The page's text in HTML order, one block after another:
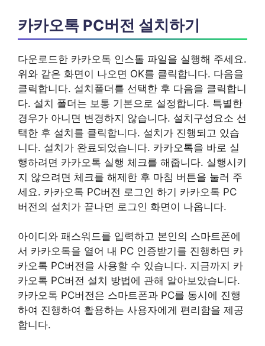
카카오톡 PC버전 설치하기
다운로드한 카카오톡 인스톨 파일을 실행해 주세요.
위와 같은 화면이 나오면 OK를 클릭합니다. 다음을
클릭합니다. 설치폴더를 선택한 후 다음을 클릭합니
다. 설치 폴더는 보통 기본으로 설정합니다. 특별한
경우가 아니면 변경하지 않습니다. 설치구성요소 선
택한 후 설치를 클릭합니다. 설치가 진행되고 있습
니다. 설치가 완료되었습니다. 카카오톡을 바로 실
행하려면 카카오톡 실행 체크를 해줍니다. 실행시키
지 않으려면 체크를 해제한 후 마침 버튼을 눌러 주
세요. 카카오톡 PC버전 로그인 하기 카카오톡 PC
버전의 설치가 끝나면 로그인 화면이 나옵니다.
아이디와 패스워드를 입력하고 본인의 스마트폰에
서 카카오톡을 열어 내 PC 인증받기를 진행하면 카
카오톡 PC버전을 사용할 수 있습니다. 지금까지 카
카오톡 PC버전 설치 방법에 관해 알아보았습니다.
카카오톡 PC버전은 스마트폰과 PC를 동시에 진행
하여 진행하여 활용하는 사용자에게 편리함을 제공
합니다.